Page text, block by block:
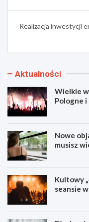
Realizacja inwestycji
Aktualności
Wielkie
Pologne
Nowe
musisz
Kultowy
seansie